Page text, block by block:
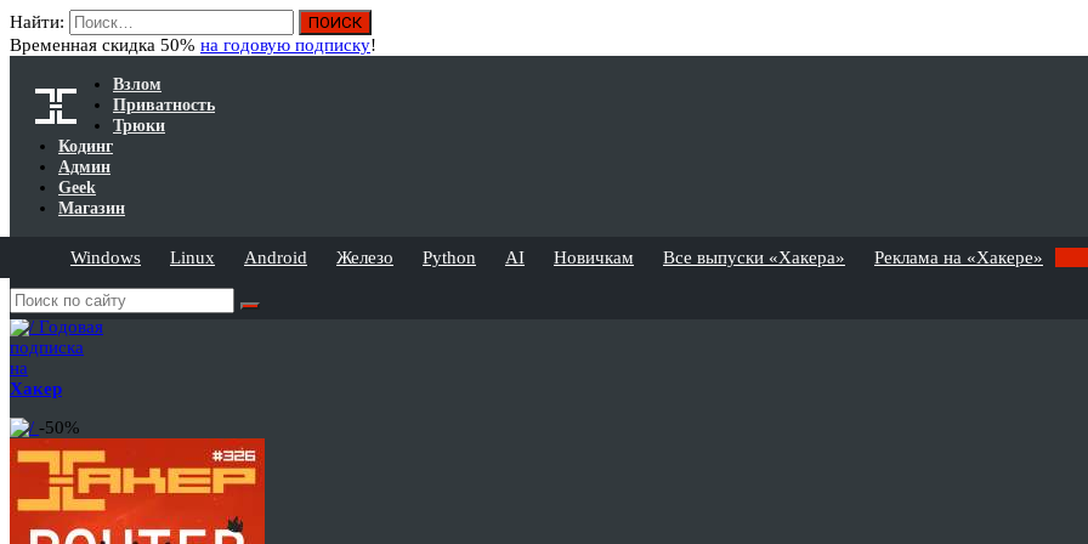
Найти:
Временная скидка 50% на годовую подписку!
Взлом
Приватность
Трюки
Кодинг
Админ
Geek
Магазин
Windows Linux Android Железо Python AI Новичкам Все выпуски «Хакера» Реклама на «Хакере»
Годовая
подписка
на
Хакер
-50%